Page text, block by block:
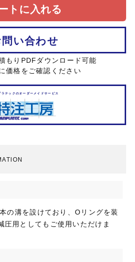
ラテックのオーダーメイドサービス
問い合わせ
トに入れる
もりPDFダウンロード可能
価格をご確認ください
の溝を設けており、Oリングを装
圧用としてもご使用いただけま